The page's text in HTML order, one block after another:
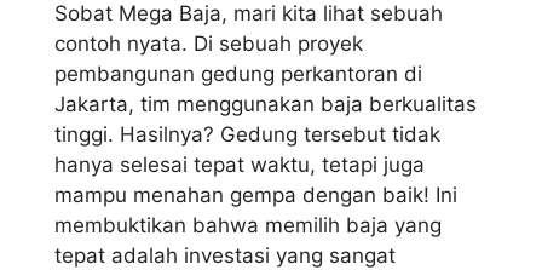
Sobat Mega Baja, mari kita lihat sebuah
contoh nyata. Di sebuah proyek
pembangunan gedung perkantoran di
Jakarta, tim menggunakan baja berkualitas
tinggi. Hasilnya? Gedung tersebut tidak
hanya selesai tepat waktu, tetapi juga
mampu menahan gempa dengan baik! Ini
membuktikan bahwa memilih baja yang
tepat adalah investasi yang sangat